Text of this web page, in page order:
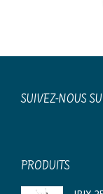
SUIVEZ-NOUS
PRODUITS